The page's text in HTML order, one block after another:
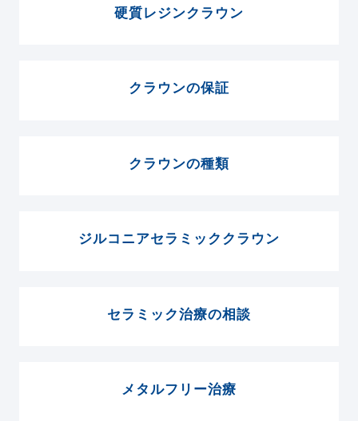
硬質レジンクラウン
クラウンの保証
クラウンの種類
ジルコニアセラミッククラウン
セラミック治療の相談
メタルフリー治療